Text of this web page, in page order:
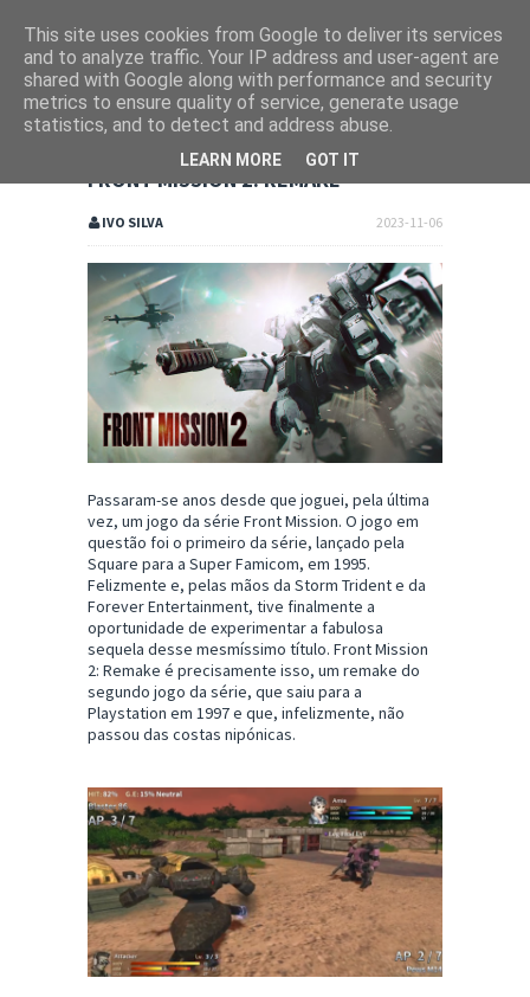
FRONT MISSION 2: REMAKE
2023-11-06
IVO SILVA
Passaram-se anos desde que joguei, pela última
vez, um jogo da série Front Mission. O jogo em
questão foi o primeiro da série, lançado pela
Square para a Super Famicom, em 1995.
Felizmente e, pelas mãos da Storm Trident e da
Forever Entertainment, tive finalmente a
oportunidade de experimentar a fabulosa
sequela desse mesmíssimo título. Front Mission
2: Remake é precisamente isso, um remake do
segundo jogo da série, que saiu para a
Playstation em 1997 e que, infelizmente, não
passou das costas nipónicas.
This site uses cookies from Google to deliver its services
and to analyze traffic. Your IP address and user-agent are
shared with Google along with performance and security
metrics to ensure quality of service, generate usage
statistics, and to detect and address abuse.
LEARN MORE GOT IT